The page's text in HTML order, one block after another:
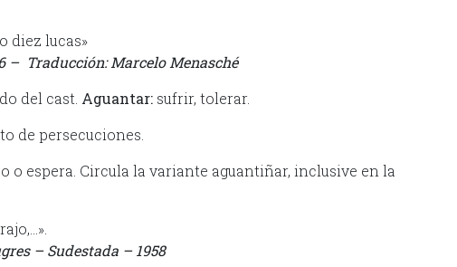
diez lucas»
– Traducción: Marcelo Menasché
del cast. Aguantar: sufrir, tolerar.
de persecuciones.
o espera. Circula la variante aguantiñar, inclusive en la
– Sudestada – 1958